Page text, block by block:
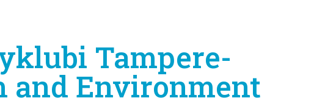
Tampere-
and Environment